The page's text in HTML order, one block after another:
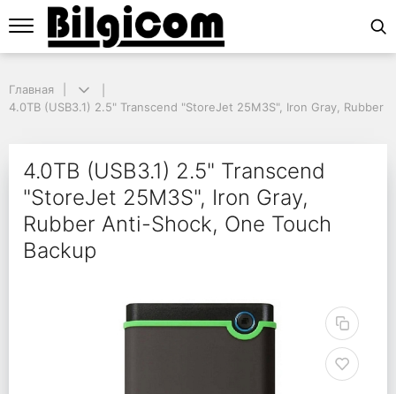
4.0TB (USB3.1) 2.5" Transcend "StoreJet 25M3S", Iron Gray, Rubber
4.0TB (USB3.1) 2.5"
Главная
4.0TB (USB3.1) 2.5" Transcend "StoreJet 25M3S", Iron Gray, Rubber
4.0TB (USB3.1) 2.5" Transcend
"StoreJet 25M3S", Iron Gray,
Rubber Anti-Shock, One Touch
Backup